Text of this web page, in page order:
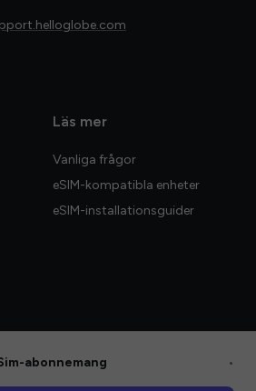
Läs mer
Vanliga frågor
eSIM-kompatibla enheter
eSIM-installationsguider
abonnemang •